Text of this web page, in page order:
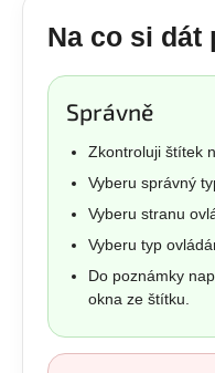
Na co si dát
Správně
Zkontroluji štítek
Vyberu správný
Vyberu stranu
Vyberu typ
Do poznámky
okna ze štítku.